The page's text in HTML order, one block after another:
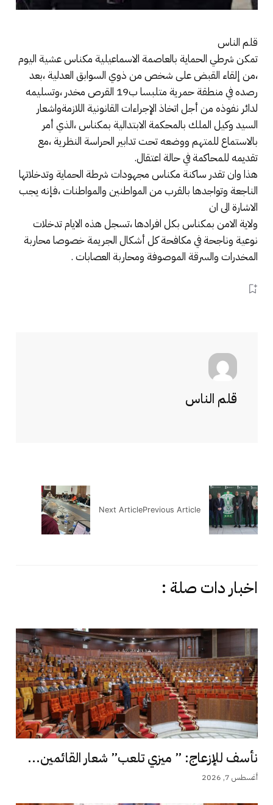
قلم الناس
تمكن شرطي الحماية بالعاصمة الاسماعيلية مكناس عشية اليوم
،من إلقاء القبض على شخص من ذوي السوابق العدلية ،بعد
رصده في منطقة حمرية متلبسا ب19 القرص مخدر ،وتسليمه
لدائر نفوذه من أجل اتخاذ الإجراءات القانونية اللازمةواشعار
السيد وكيل الملك بالمحكمة الابتدالية بمكناس ،الذي أمر
بالاستماع للمتهم ووضعه تحت تدابير الحراسة النظرية ،مع
تقديمه للمحاكمة في حالة اعتقال.
هذا وان تقدر ساكنة مكناس مجهودات شرطة الحماية وتدخلاتها
الناجعة وتواجدها بالقرب من المواطنين والمواطنات ،فإنه يجب
الاشارة الى ان
ولاية الامن بمكناس بكل افرادها ،تسجل هذه الايام تدخلات
نوعية وناجحة في مكافحة كل أشكال الجريمة خصوصا محاربة
المخدرات والسرقة الموصوفة ومحاربة العصابات .
قلم الناس
Previous Article
Next Article
اخبار دات صلة :
نأسف للإزعاج: ” ميزي تلعب” شعار القائمين...
أغسطس 7, 2026